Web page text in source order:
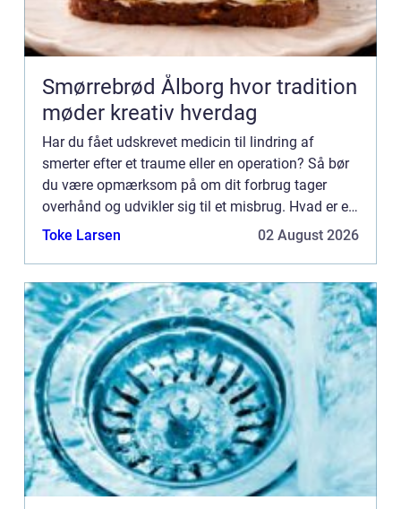
Smørrebrød Ålborg hvor tradition
møder kreativ hverdag
Har du fået udskrevet medicin til lindring af
smerter efter et traume eller en operation? Så bør
du være opmærksom på om dit forbrug tager
overhånd og udvikler sig til et misbrug. Hvad er et
misbrug? Måske er du i tvivl om hvorvidt du har
Toke Larsen 02 August 2026